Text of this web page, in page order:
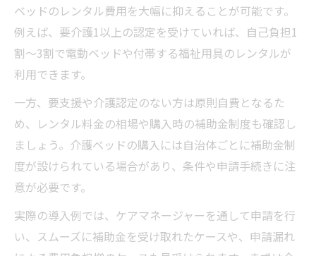
ベッドのレンタル費用を大幅に抑えることが可能です。
例えば、要介護1以上の認定を受けていれば、自己負担1
割～3割で電動ベッドや付帯する福祉用具のレンタルが
利用できます。
一方、要支援や介護認定のない方は原則自費となるた
め、レンタル料金の相場や購入時の補助金制度も確認し
ましょう。介護ベッドの購入には自治体ごとに補助金制
度が設けられている場合があり、条件や申請手続きに注
意が必要です。
実際の導入例では、ケアマネージャーを通して申請を行
い、スムーズに補助金を受け取れたケースや、申請漏れ